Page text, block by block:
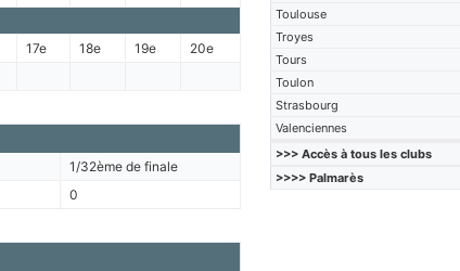
Toulouse
Troyes
Tours
Toulon
Strasbourg
Valenciennes
>>> Accès à tous les clubs
>>>> Palmarès
17e 18e 19e
20e
1/32ème de finale
0